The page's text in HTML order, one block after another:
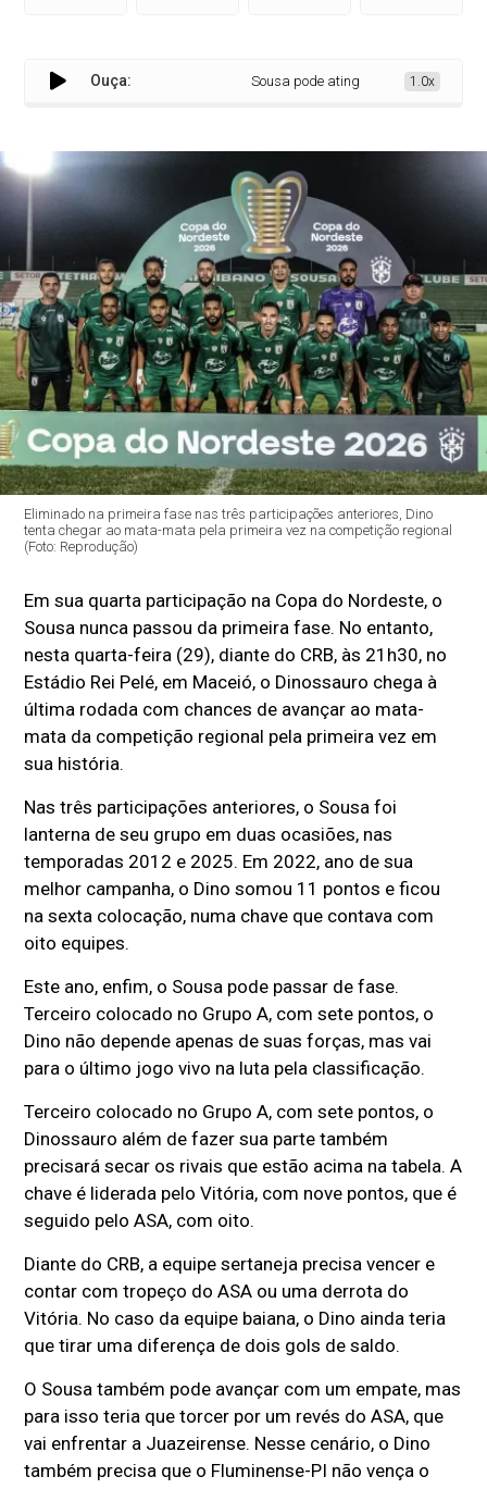
Ouça: Sousa pode atingir feito inédito na
1.0x
Eliminado na primeira fase nas três participações anteriores, Dino
tenta chegar ao mata-mata pela primeira vez na competição regional
(Foto: Reprodução)
Em sua quarta participação na Copa do Nordeste, o
Sousa nunca passou da primeira fase. No entanto,
nesta quarta-feira (29), diante do CRB, às 21h30, no
Estádio Rei Pelé, em Maceió, o Dinossauro chega à
última rodada com chances de avançar ao mata-
mata da competição regional pela primeira vez em
sua história.
Nas três participações anteriores, o Sousa foi
lanterna de seu grupo em duas ocasiões, nas
temporadas 2012 e 2025. Em 2022, ano de sua
melhor campanha, o Dino somou 11 pontos e ficou
na sexta colocação, numa chave que contava com
oito equipes.
Este ano, enfim, o Sousa pode passar de fase.
Terceiro colocado no Grupo A, com sete pontos, o
Dino não depende apenas de suas forças, mas vai
para o último jogo vivo na luta pela classificação.
Terceiro colocado no Grupo A, com sete pontos, o
Dinossauro além de fazer sua parte também
precisará secar os rivais que estão acima na tabela. A
chave é liderada pelo Vitória, com nove pontos, que é
seguido pelo ASA, com oito.
Diante do CRB, a equipe sertaneja precisa vencer e
contar com tropeço do ASA ou uma derrota do
Vitória. No caso da equipe baiana, o Dino ainda teria
que tirar uma diferença de dois gols de saldo.
O Sousa também pode avançar com um empate, mas
para isso teria que torcer por um revés do ASA, que
vai enfrentar a Juazeirense. Nesse cenário, o Dino
também precisa que o Fluminense-PI não vença o